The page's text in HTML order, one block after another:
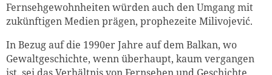
Fernsehgewohnheiten würden auch den Umgang mit
zukünftigen Medien prägen, prophezeite Milivojević.
In Bezug auf die 1990er Jahre auf dem Balkan, wo
Gewaltgeschichte, wenn überhaupt, kaum vergangen
ist, sei das Verhältnis von Fernsehen und Geschichte